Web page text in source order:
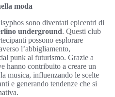
moda
sono diventati epicentri di
underground. Questi club
possono esplorare
l’abbigliamento,
punk al futurismo. Grazie a
hanno contribuito a creare un
musica, influenzando le scelte
e generando tendenze che si